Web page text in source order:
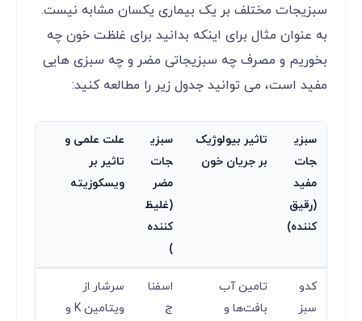
سبزیجات مختلف بر یک بیماری یکسان مشابه نیست.
به عنوان مثال برای اینکه بدانید برای غلظت خون چه
بخوریم و مصرف چه سبزیجاتی مضر و چه سبزی هایی
مفید است، می توانید جدول زیر را مطالعه کنید:
سبزی
جات
مفید
(رقیق‌
کننده)
تاثیر بیولوژیک
بر جریان خون
سبزی
جات
مضر
(غلیظ‌
کننده
)
علت علمی و
تاثیر بر
ویسکوزیته
کدو
سبز
تامین آب
بافت‌ها و
اسفنا
ج
سرشار از
ویتامین K و